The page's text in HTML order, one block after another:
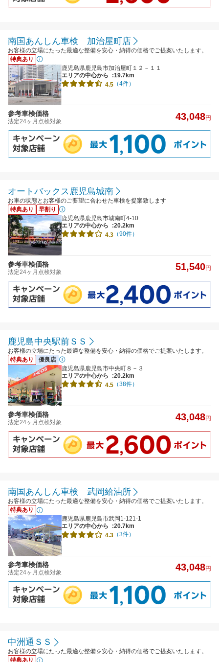
南国あんしん車検 加治屋町店
お客様の立場にたった最適な整備を安心・納得の価格でご提案いたします。
特典あり
鹿児島県鹿児島市加治屋町１２－１１
エリアの中心から
:19.7km
4.5 （4件）
参考車検価格
法定24ヶ月点検対象 43,048円
オートバックス鹿児島城南
お車の状態とお客様のご要望に合わせた車検を提案致します
特典あり
早割り
鹿児島県鹿児島市城南町4-10
エリアの中心から
:20.2km
4.3 （90件）
参考車検価格
法定24ヶ月点検対象 51,540円
鹿児島中央駅前ＳＳ
お客様の立場にたった最適な整備を安心・納得の価格でご提案いたします。
特典あり
優良店
鹿児島県鹿児島市中央町８－３
エリアの中心から
:20.2km
4.5 （38件）
参考車検価格
法定24ヶ月点検対象 43,048円
南国あんしん車検 武岡給油所
お客様の立場にたった最適な整備を安心・納得の価格でご提案いたします。
特典あり
鹿児島県鹿児島市武岡1-121-1
エリアの中心から
:20.7km
4.3 （3件）
参考車検価格
法定24ヶ月点検対象 43,048円
中洲通ＳＳ
お客様の立場にたった最適な整備を安心・納得の価格でご提案いたします。
特典あり